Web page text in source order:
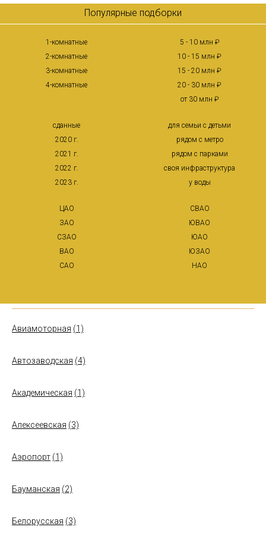
Популярные подборки
1-комнатные
2-комнатные
3-комнатные
4-комнатные
5 - 10 млн ₽
10 - 15 млн ₽
15 - 20 млн ₽
20 - 30 млн ₽
от 30 млн ₽
сданные
2020 г.
2021 г.
2022 г.
2023 г.
для семьи с детьми
рядом с метро
рядом с парками
своя инфраструктура
у воды
ЦАО
ЗАО
СЗАО
ВАО
САО
СВАО
ЮВАО
ЮАО
ЮЗАО
НАО
Авиамоторная (1)
Автозаводская (4)
Академическая (1)
Алексеевская (3)
Аэропорт (1)
Бауманская (2)
Белорусская (3)